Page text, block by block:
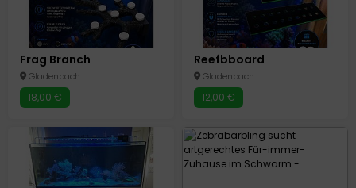
Frag Branch
Gladenbach
18,00 €
Reefbboard
Gladenbach
12,00 €